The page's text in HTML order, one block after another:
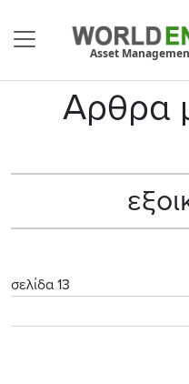
Asset
Αρθρα
σελίδα 13